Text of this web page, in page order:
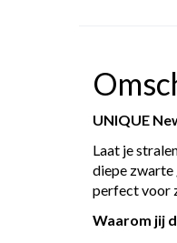
UNIQUE
Laat je
diepe zwarte
perfect voor
Waarom jij